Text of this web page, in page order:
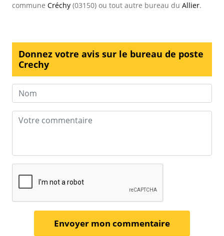
commune Créchy (03150) ou tout autre bureau du Allier.
Donnez votre avis sur le bureau de poste
Crechy